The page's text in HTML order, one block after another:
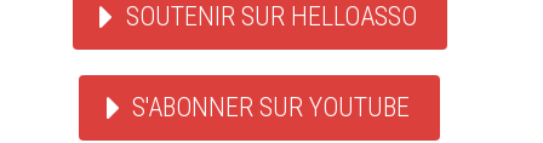
SOUTENIR SUR HELLOASSO
S'ABONNER SUR YOUTUBE